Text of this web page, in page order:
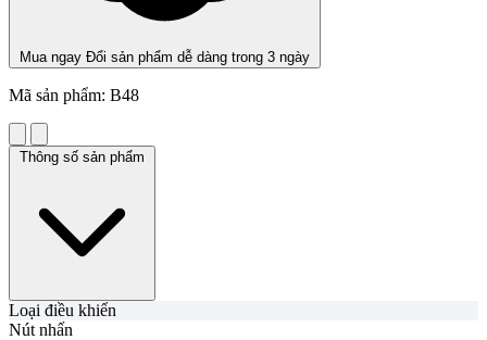
Mua ngay Đổi sản phẩm dễ dàng trong 3 ngày
Mã sản phẩm: B48
Thông số sản phẩm
Loại điều khiển
Nút nhấn